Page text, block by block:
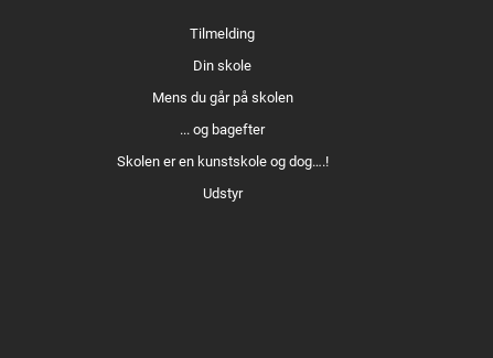
Tilmelding
Din skole
Mens du går på skolen
... og bagefter
Skolen er en kunstskole og dog….!
Udstyr